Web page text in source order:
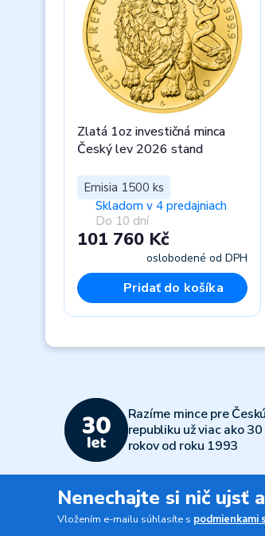
Zlatá 1oz investičná minca
Český lev 2026 stand
Emisia 1500 ks
Skladom v 4 predajniach
Do 10 dní
101 760 Kč
oslobodené od DPH
Pridať do košíka
Razíme mince pre Českú
republiku už viac ako 30
rokov od roku 1993
Nenechajte si nič ujsť
Vložením e-mailu súhlasíte s podmienkami